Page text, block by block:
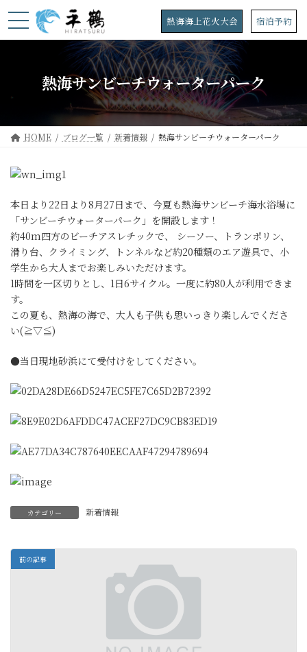
ン
プ
ビ
動
熱海海上花火大会 宿泊予約
熱海サンビーチウォーターパーク
HOME ブログ一覧 新着情報 熱海サンビーチウォーターパーク
本日より22日より8月27日まで、今夏も熱海サンビーチ海水浴場に
「サンビーチウォーターパーク」を開設します！
約40m四方のビーチアスレチックで、 シーソー、トランポリン、
滑り台、クライミング、トンネルなど約20種類のエア遊具で、小
学生から大人までお楽しみいただけます。
1時間を一区切りとし、1日6サイクル。一度に約80人が利用できま
す。
この夏も、熱海の海で、大人も子供も思いっきり楽しんでくださ
い(≧▽≦)
●当日現地砂浜にて受付けをしてください。
カテゴリー 新着情報
前の記事